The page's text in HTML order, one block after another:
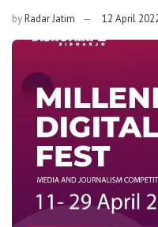
byRadar Jatim 12 April